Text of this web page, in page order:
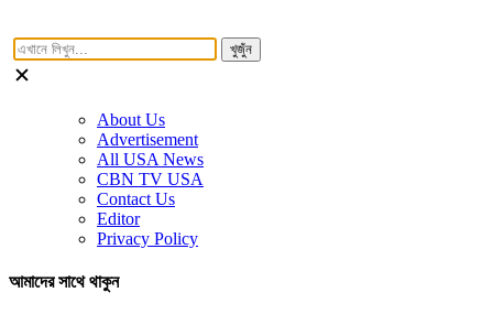
খুজুঁন
About Us
Advertisement
All USA News
CBN TV USA
Contact Us
Editor
Privacy Policy
আমাদের সাথে থাকুন